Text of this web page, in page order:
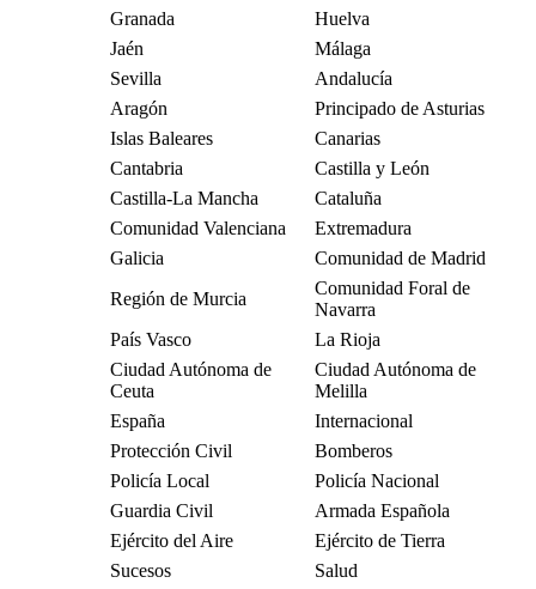
Granada
Huelva
Jaén
Málaga
Sevilla
Andalucía
Aragón
Principado de Asturias
Islas Baleares
Canarias
Cantabria
Castilla y León
Castilla-La Mancha
Cataluña
Comunidad Valenciana
Extremadura
Galicia
Comunidad de Madrid
Región de Murcia
Comunidad Foral de
Navarra
País Vasco
La Rioja
Ciudad Autónoma de
Ceuta
Ciudad Autónoma de
Melilla
España
Internacional
Protección Civil
Bomberos
Policía Local
Policía Nacional
Guardia Civil
Armada Española
Ejército del Aire
Ejército de Tierra
Sucesos
Salud